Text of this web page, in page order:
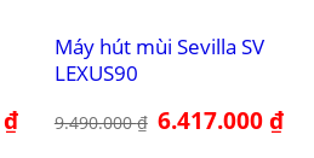
₫Giá
hiện
Máy hút mùi Sevilla SV
LEXUS90
9.490.000₫ Giá
gốc
6.417.000₫Giá